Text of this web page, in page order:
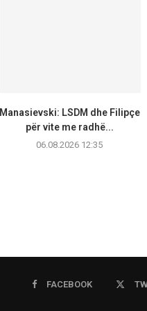
Manasievski: LSDM dhe Filipçe
për vite me radhë...
06.08.2026 12:35
FACEBOOK